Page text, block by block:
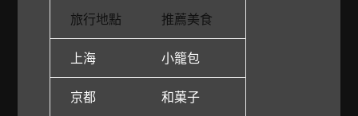
旅行地點 推薦美食
上海 小籠包
京都 和菓子